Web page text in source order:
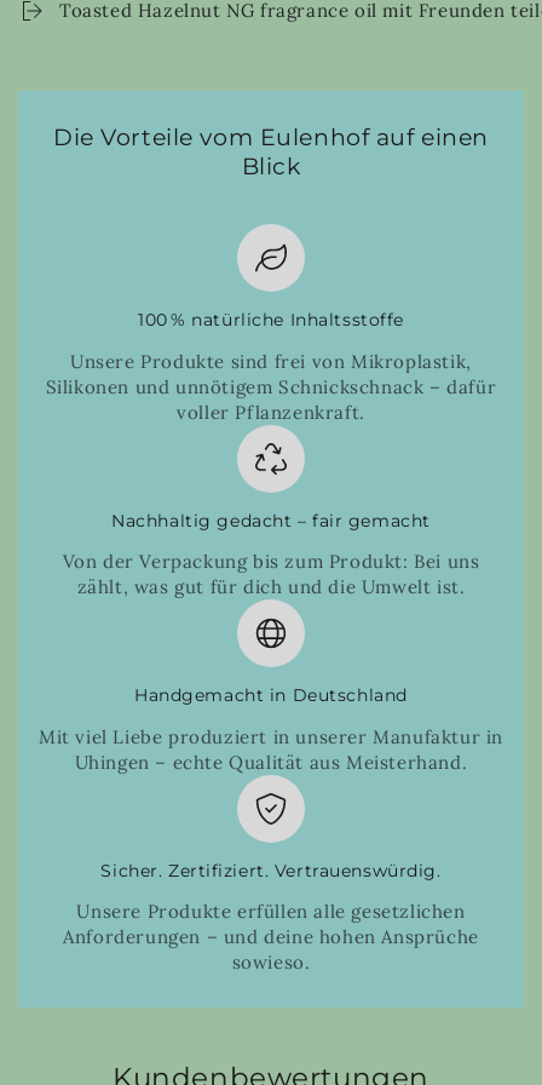
Toasted Hazelnut NG fragrance oil mit Freunden
Die Vorteile vom Eulenhof auf einen
Blick
100 % natürliche Inhaltsstoffe
Unsere Produkte sind frei von Mikroplastik,
Silikonen und unnötigem Schnickschnack – dafür
voller Pflanzenkraft.
Nachhaltig gedacht – fair gemacht
Von der Verpackung bis zum Produkt: Bei uns
zählt, was gut für dich und die Umwelt ist.
Handgemacht in Deutschland
Mit viel Liebe produziert in unserer Manufaktur in
Uhingen – echte Qualität aus Meisterhand.
Sicher. Zertifiziert. Vertrauenswürdig.
Unsere Produkte erfüllen alle gesetzlichen
Anforderungen – und deine hohen Ansprüche
sowieso.
Kundenbewertungen